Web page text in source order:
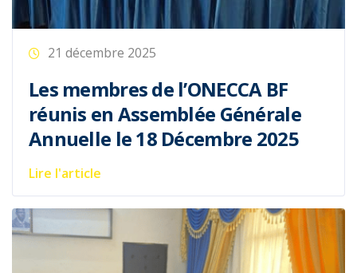
21 décembre 2025
Les membres de l’ONECCA BF
réunis en Assemblée Générale
Annuelle le 18 Décembre 2025
Lire l'article